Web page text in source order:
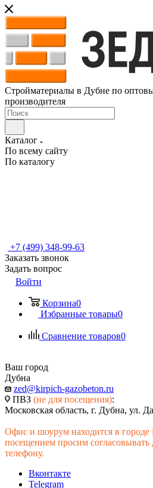
Стройматериалы в Дубне по
производителя
Каталог
По всему сайту
По каталогу
+7 (499) 348-99-63
Заказать звонок
Задать вопрос
Войти
Корзина0
Избранные товары0
Сравнение товаров0
Ваш город
Дубна
zed@kirpich-gazobeton.ru
ПВЗ (не для посещения):
Московская область, г. Дубна, ул.
Офис и шоурум находится в
посещением просим согласовывать
телефону.
Вконтакте
Telegram